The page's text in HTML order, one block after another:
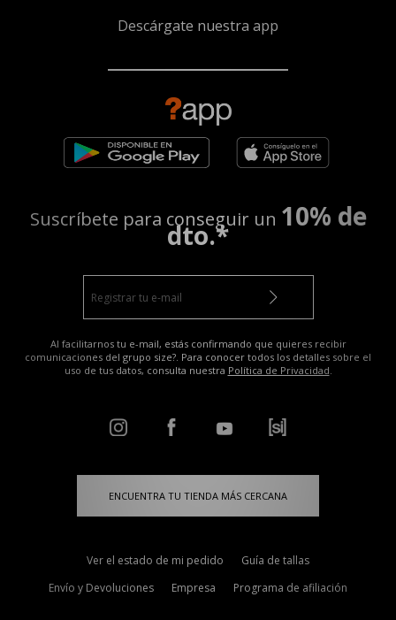
Descárgate nuestra app
Suscríbete para conseguir un 10% de
dto.*
Al facilitarnos tu e-mail, estás confirmando que quieres recibir
comunicaciones del grupo size?. Para conocer todos los detalles sobre el
uso de tus datos, consulta nuestra Política de Privacidad.
ENCUENTRA TU TIENDA MÁS CERCANA
Ver el estado de mi pedido
Guía de tallas
Envío y Devoluciones
Empresa Programa de afiliación